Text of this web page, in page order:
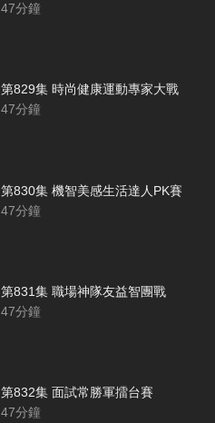
47分鐘
第829集 時尚健康運動專家大戰
47分鐘
第830集 機智美感生活達人PK賽
47分鐘
第831集 職場神隊友益智團戰
47分鐘
第832集 面試常勝軍擂台賽
47分鐘